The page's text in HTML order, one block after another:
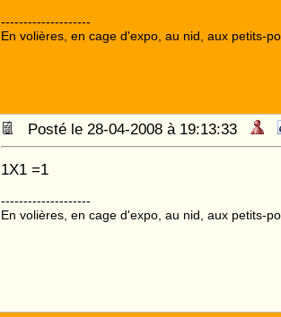
--------------------
En volières, en cage d'expo, au nid, aux petits-
Posté le 28-04-2008 à 19:13:33
1X1 =1
--------------------
En volières, en cage d'expo, au nid, aux petits-